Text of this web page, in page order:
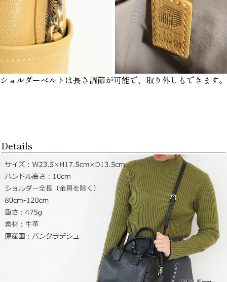
ショルダーベルトは長さ調節が可能で、取り外しもできます。
Details